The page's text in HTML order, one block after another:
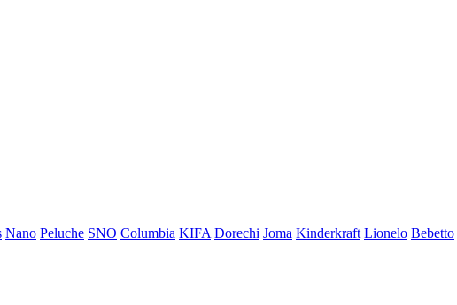
Nano Peluche SNO Columbia KIFA Dorechi Joma Kinderkraft Lionelo Bebetto